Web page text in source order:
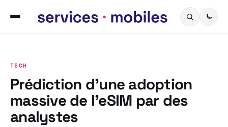
TECH
Prédiction d’une adoption
massive de l’eSIM par des
analystes